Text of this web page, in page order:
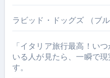
ラビッド・ドッグズ （ブ
「イタリア旅行最高！い
いる人が見たら、一瞬で
す。